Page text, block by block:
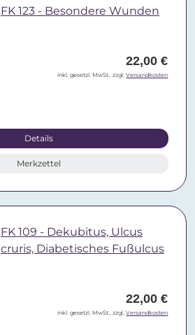
FK 123 - Besondere Wunden
22,00 €
inkl. gesetzl. MwSt., zzgl.Versandkosten
Details
Merkzettel
FK 109 - Dekubitus, Ulcus
cruris, Diabetisches Fußulcus
22,00 €
inkl. gesetzl. MwSt., zzgl.Versandkosten